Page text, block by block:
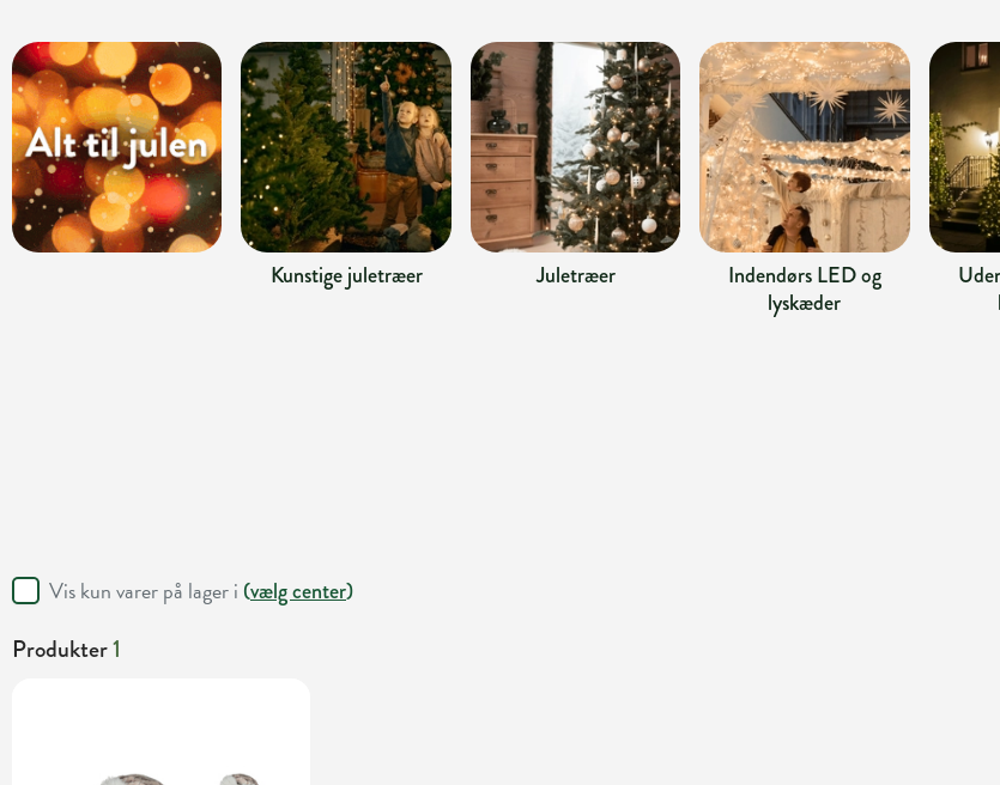
Kunstige juletræer Juletræer
Indendørs LED og
lyskæder
Vis kun varer på lager i (vælg center)
Produkter1